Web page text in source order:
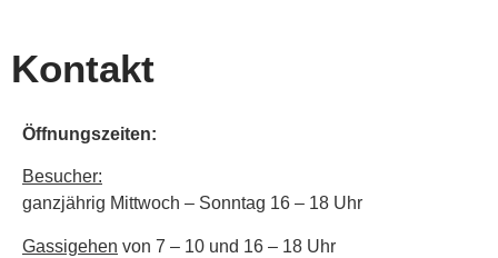
Kontakt
Öffnungszeiten:
Besucher:
ganzjährig Mittwoch – Sonntag 16 – 18 Uhr
Gassigehen von 7 – 10 und 16 – 18 Uhr